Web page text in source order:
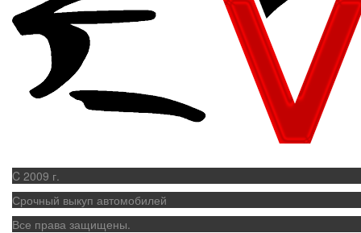
C 2009 г.
Срочный выкуп автомобилей
Все права защищены.